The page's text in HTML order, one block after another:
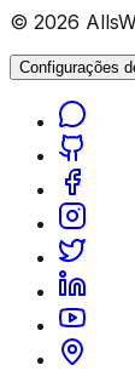
© 2026
Configurações